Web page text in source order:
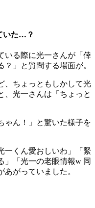
いた…？
いる際に光一さんが「倖
」と質問する場面が。
、ちょっともしかして光
、光一さんは「ちょっと
ゃん！」と驚いた様子を
一くん愛おしいわ」「緊
「光一の老眼情報w 同
がっていました。